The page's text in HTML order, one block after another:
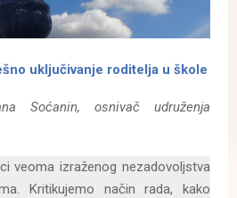
uključivanje roditelja u škole
Soćanin, osnivač udruženja
veoma izraženog nezadovoljstva
Kritikujemo način rada, kako